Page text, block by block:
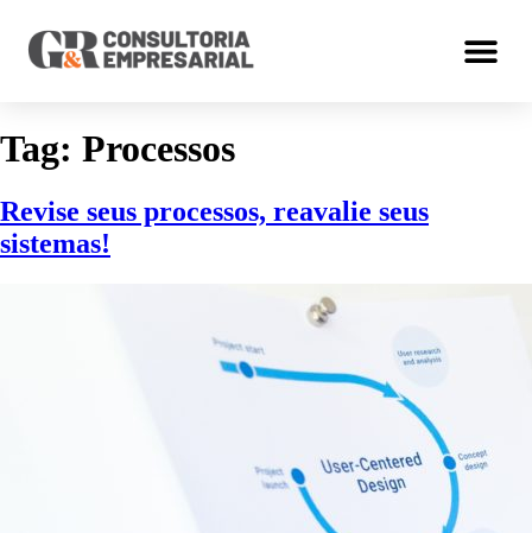
Tag: Processos
Revise seus processos, reavalie seus
sistemas!